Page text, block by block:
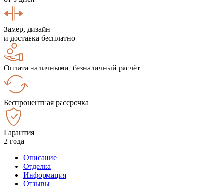
Замер, дизайн
и доставка бесплатно
Оплата наличными, безналичный расчёт
Беспроцентная рассрочка
Гарантия
2 года
Описание
Отделка
Информация
Отзывы